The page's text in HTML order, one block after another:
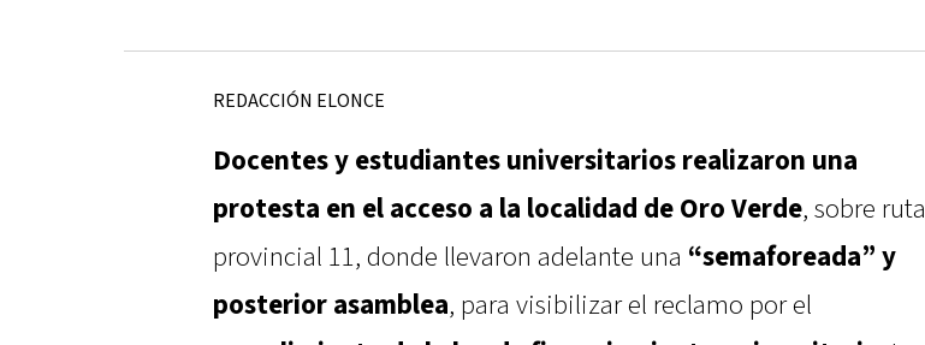
REDACCIÓN ELONCE
Docentes y estudiantes universitarios realizaron una
protesta en el acceso a la localidad de Oro Verde, sobre ruta
provincial 11, donde llevaron adelante una “semaforeada” y
posterior asamblea, para visibilizar el reclamo por el